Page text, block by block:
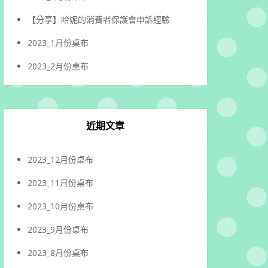
【分享】哈妮的消費者保護會申訴經驗
2023_1月份桌布
2023_2月份桌布
近期文章
2023_12月份桌布
2023_11月份桌布
2023_10月份桌布
2023_9月份桌布
2023_8月份桌布